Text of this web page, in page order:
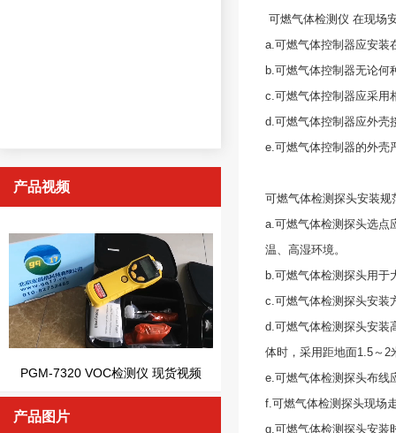
产品视频
PGM-7320 VOC检测仪 现货视频
产品图片
可燃气体检测仪 在现场
a.可燃气体控制器应安装
b.可燃气体控制器无论何
c.可燃气体控制器应采用
d.可燃气体控制器应外壳
e.可燃气体控制器的外壳
可燃气体检测探头安装规
a.可燃气体检测探头选点
温、高湿环境。
b.可燃气体检测探头用于
c.可燃气体检测探头安装
d.可燃气体检测探头安装
体时，采用距地面1.5～2
e.可燃气体检测探头布线
f.可燃气体检测探头现场
g.可燃气体检测探头安装